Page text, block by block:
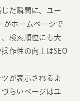
た瞬間に、ユー
がホームページで
検索順位にも大
作性の向上はSEO
が表示されるま
らいページはユ